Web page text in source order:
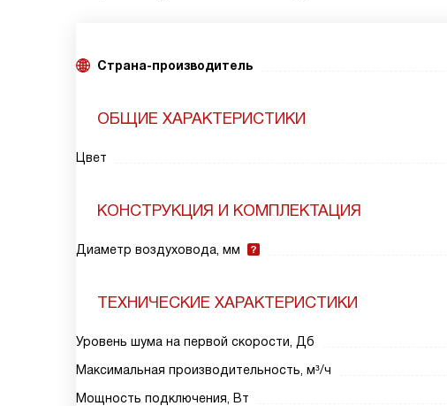
Страна-производитель
ОБЩИЕ ХАРАКТЕРИСТИКИ
Цвет
КОНСТРУКЦИЯ И КОМПЛЕКТАЦИЯ
Диаметр воздуховода, мм
ТЕХНИЧЕСКИЕ ХАРАКТЕРИСТИКИ
Уровень шума на первой скорости, Дб
Максимальная производительность, м³/ч
Мощность подключения, Вт